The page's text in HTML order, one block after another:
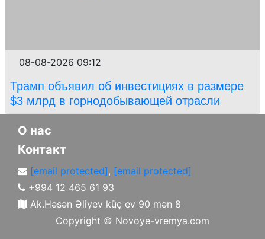
08-08-2026 09:12
Трамп объявил об инвестициях в размере
$3 млрд в горнодобывающей отрасли
О нас
Контакт
[email protected], [email protected]
+994 12 465 61 93
Ak.Həsən Əliyev küç ev 90 mən 8
Copyright © Novoye-vremya.com